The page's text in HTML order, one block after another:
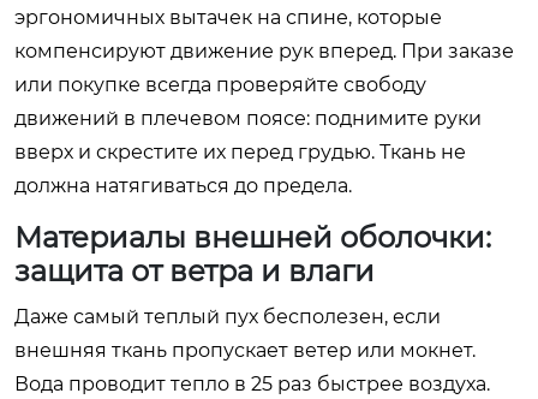
эргономичных вытачек на спине, которые
компенсируют движение рук вперед. При заказе
или покупке всегда проверяйте свободу
движений в плечевом поясе: поднимите руки
вверх и скрестите их перед грудью. Ткань не
должна натягиваться до предела.
Материалы внешней оболочки:
защита от ветра и влаги
Даже самый теплый пух бесполезен, если
внешняя ткань пропускает ветер или мокнет.
Вода проводит тепло в 25 раз быстрее воздуха.